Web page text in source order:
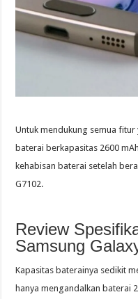
Untuk mendukung semua
baterai berkapasitas 2600
kehabisan baterai setelah
G7102.
Review
Samsung
Kapasitas baterainya sedikit
hanya mengandalkan baterai